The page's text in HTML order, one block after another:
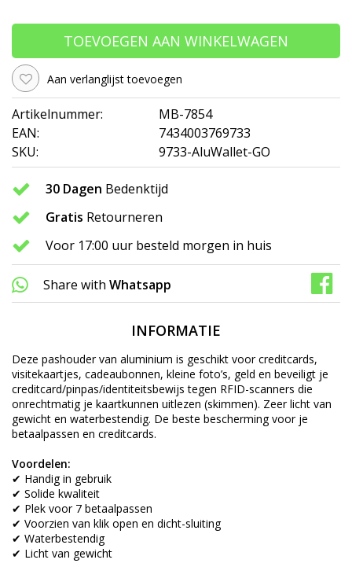
TOEVOEGEN AAN WINKELWAGEN
Aan verlanglijst toevoegen
Artikelnummer:
MB-7854
EAN:
7434003769733
SKU:
9733-AluWallet-GO
30 Dagen Bedenktijd
Gratis Retourneren
Voor 17:00 uur besteld morgen in huis
Share with Whatsapp
INFORMATIE
Deze pashouder van aluminium is geschikt voor creditcards,
visitekaartjes, cadeaubonnen, kleine foto’s, geld en beveiligt je
creditcard/pinpas/identiteitsbewijs tegen RFID-scanners die
onrechtmatig je kaartkunnen uitlezen (skimmen). Zeer licht van
gewicht en waterbestendig. De beste bescherming voor je
betaalpassen en creditcards.
Voordelen:
✔ Handig in gebruik
✔ Solide kwaliteit
✔ Plek voor 7 betaalpassen
✔ Voorzien van klik open en dicht-sluiting
✔ Waterbestendig
✔ Licht van gewicht